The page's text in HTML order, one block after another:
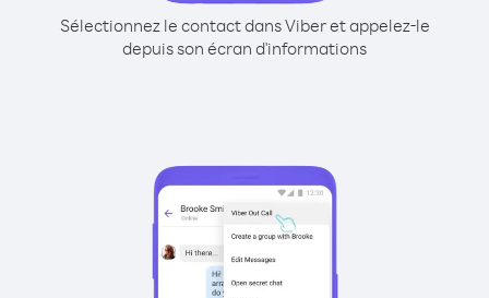
Sélectionnez le contact dans Viber et appelez-le
depuis son écran d'informations